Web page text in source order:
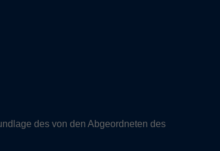
des von den Abgeordneten des